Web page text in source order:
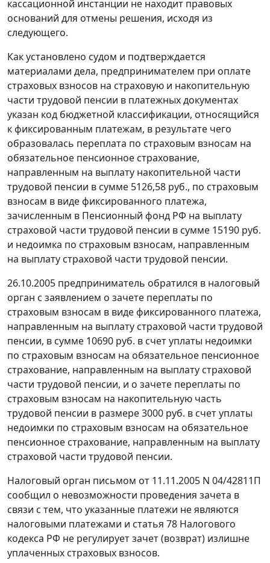
кассационной инстанции не находит правовых
оснований для отмены решения, исходя из
следующего.
Как установлено судом и подтверждается
материалами дела, предпринимателем при оплате
страховых взносов на страховую и накопительную
части трудовой пенсии в платежных документах
указан код бюджетной классификации, относящийся
к фиксированным платежам, в результате чего
образовалась переплата по страховым взносам на
обязательное пенсионное страхование,
направленным на выплату накопительной части
трудовой пенсии в сумме 5126,58 руб., по страховым
взносам в виде фиксированного платежа,
зачисленным в Пенсионный фонд РФ на выплату
страховой части трудовой пенсии в сумме 15190 руб.
и недоимка по страховым взносам, направленным
на выплату страховой части трудовой пенсии.
26.10.2005 предприниматель обратился в налоговый
орган с заявлением о зачете переплаты по
страховым взносам в виде фиксированного платежа,
направленным на выплату страховой части трудовой
пенсии, в сумме 10690 руб. в счет уплаты недоимки
по страховым взносам на обязательное пенсионное
страхование, направленным на выплату страховой
части трудовой пенсии, и о зачете переплаты по
страховым взносам на накопительную часть
трудовой пенсии в размере 3000 руб. в счет уплаты
недоимки по страховым взносам на обязательное
пенсионное страхование, направленным на выплату
страховой части трудовой пенсии.
Налоговый орган письмом от 11.11.2005 N 04/42811П
сообщил о невозможности проведения зачета в
связи с тем, что указанные платежи не являются
налоговыми платежами и статья 78 Налогового
кодекса РФ не регулирует зачет (возврат) излишне
уплаченных страховых взносов.